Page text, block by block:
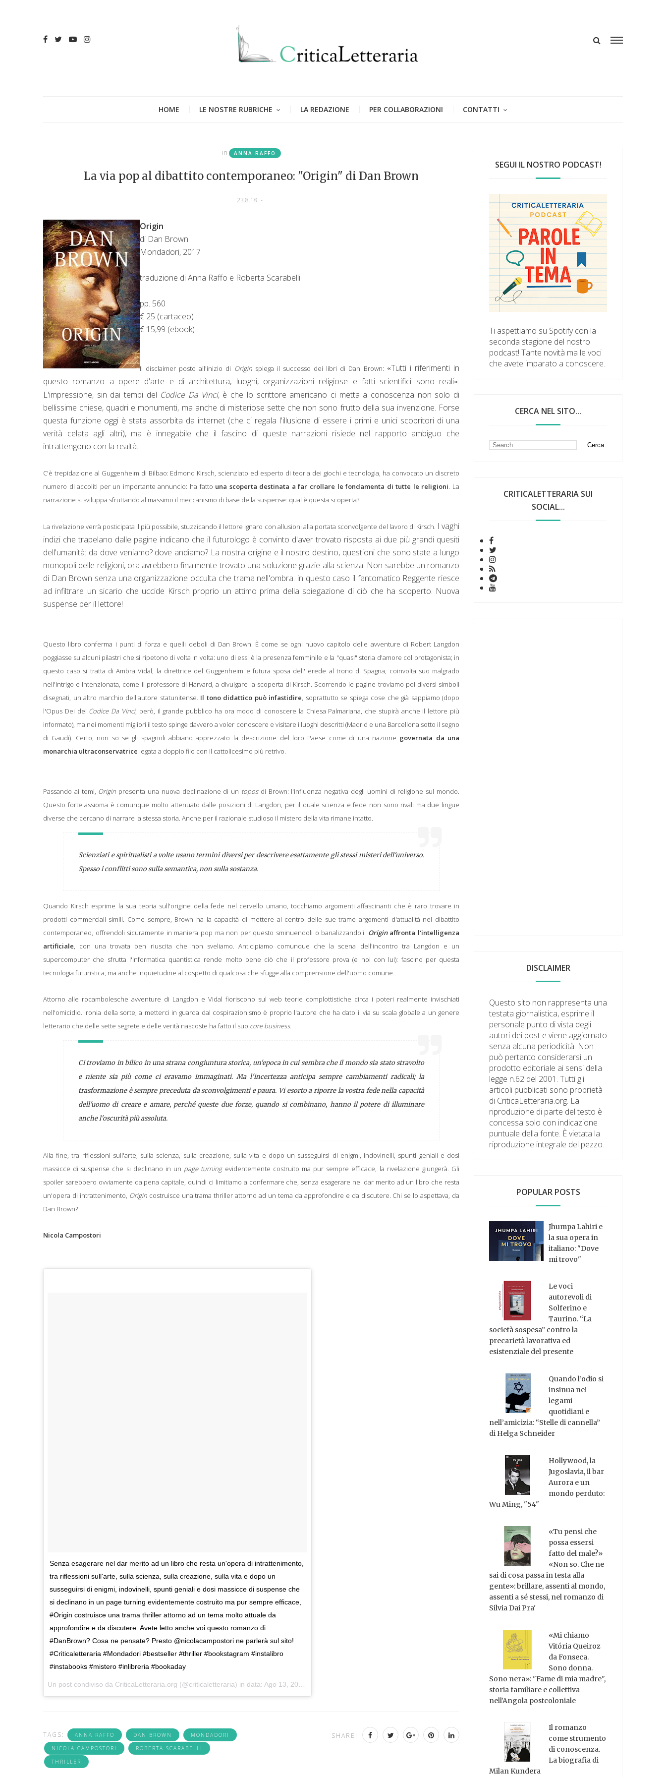
HOME LE NOSTRE RUBRICHE LA REDAZIONE PER COLLABORAZIONI CONTATTI
in ANNA RAFFO
La via pop al dibattito contemporaneo: "Origin" di Dan Brown
23.8.18 -
Origin
di Dan Brown
Mondadori, 2017
traduzione di Anna Raffo e Roberta Scarabelli
pp. 560
€ 25 (cartaceo)
€ 15,99 (ebook)
Il disclaimer posto all'inizio di Originspiega il successo dei libri di Dan Brown: «Tutti i riferimenti in
questo romanzo a opere d'arte e di architettura, luoghi, organizzazioni religiose e fatti scientifici sono reali».
L'impressione, sin dai tempi del Codice Da Vinci, è che lo scrittore americano ci metta a conoscenza non solo di
bellissime chiese, quadri e monumenti, ma anche di misteriose sette che non sono frutto della sua invenzione. Forse
questa funzione oggi è stata assorbita da internet (che ci regala l'illusione di essere i primi e unici scopritori di una
verità celata agli altri), ma è innegabile che il fascino di queste narrazioni risiede nel rapporto ambiguo che
intrattengono con la realtà.
C'è trepidazione al Guggenheim di Bilbao: Edmond Kirsch, scienziato ed esperto di teoria dei giochi e tecnologia, ha convocato un discreto
numero di accoliti per un importante annuncio: ha fatto una scoperta destinata a far crollare le fondamenta di tutte le religioni . La
narrazione si sviluppa sfruttando al massimo il meccanismo di base della suspense: qual è questa scoperta?
La rivelazione verrà posticipata il più possibile, stuzzicando il lettore ignaro con allusioni alla portata sconvolgente del lavoro di Kirsch. I vaghi
indizi che trapelano dalle pagine indicano che il futurologo è convinto d'aver trovato risposta ai due più grandi quesiti
dell'umanità: da dove veniamo? dove andiamo? La nostra origine e il nostro destino, questioni che sono state a lungo
monopoli delle religioni, ora avrebbero finalmente trovato una soluzione grazie alla scienza. Non sarebbe un romanzo
di Dan Brown senza una organizzazione occulta che trama nell'ombra: in questo caso il fantomatico Reggente riesce
ad infiltrare un sicario che uccide Kirsch proprio un attimo prima della spiegazione di ciò che ha scoperto. Nuova
suspense per il lettore!
Questo libro conferma i punti di forza e quelli deboli di Dan Brown. È come se ogni nuovo capitolo delle avventure di Robert Langdon
poggiasse su alcuni pilastri che si ripetono di volta in volta: uno di essi è la presenza femminile e la "quasi" storia d'amore col protagonista; in
questo caso si tratta di Ambra Vidal, la direttrice del Guggenheim e futura sposa dell' erede al trono di Spagna, coinvolta suo malgrado
nell'intrigo e intenzionata, come il professore di Harvard, a divulgare la scoperta di Kirsch. Scorrendo le pagine troviamo poi diversi simboli
disegnati, un altro marchio dell'autore statunitense. Il tono didattico può infastidire , soprattutto se spiega cose che già sappiamo (dopo
l'Opus Dei del Codice Da Vinci, però, il grande pubblico ha ora modo di conoscere la Chiesa Palmariana, che stupirà anche il lettore più
informato), ma nei momenti migliori il testo spinge davvero a voler conoscere e visitare i luoghi descritti (Madrid e una Barcellona sotto il segno
di Gaudí). Certo, non so se gli spagnoli abbiano apprezzato la descrizione del loro Paese come di una nazione governata da una
monarchia ultraconservatrice legata a doppio filo con il cattolicesimo più retrivo.
Passando ai temi, Origin presenta una nuova declinazione di un toposdi Brown: l'influenza negativa degli uomini di religione sul mondo.
Questo forte assioma è comunque molto attenuato dalle posizioni di Langdon, per il quale scienza e fede non sono rivali ma due lingue
diverse che cercano di narrare la stessa storia. Anche per il razionale studioso il mistero della vita rimane intatto.
Scienziati e spiritualisti a volte usano termini diversi per descrivere esattamente gli stessi misteri dell'universo.
Spesso i conflitti sono sulla semantica, non sulla sostanza.
Quando Kirsch esprime la sua teoria sull'origine della fede nel cervello umano, tocchiamo argomenti affascinanti che è raro trovare in
prodotti commerciali simili. Come sempre, Brown ha la capacità di mettere al centro delle sue trame argomenti d'attualità nel dibattito
contemporaneo, offrendoli sicuramente in maniera pop ma non per questo sminuendoli o banalizzandoli. Origin affronta l'intelligenza
artificiale , con una trovata ben riuscita che non sveliamo. Anticipiamo comunque che la scena dell'incontro tra Langdon e un
supercomputer che sfrutta l'informatica quantistica rende molto bene ciò che il professore prova (e noi con lui): fascino per questa
tecnologia futuristica, ma anche inquietudine al cospetto di qualcosa che sfugge alla comprensione dell'uomo comune.
Attorno alle rocambolesche avventure di Langdon e Vidal fioriscono sul web teorie complottistiche circa i poteri realmente invischiati
nell'omicidio. Ironia della sorte, a metterci in guarda dal cospirazionismo è proprio l'autore che ha dato il via su scala globale a un genere
letterario che delle sette segrete e delle verità nascoste ha fatto il suo core business.
Ci troviamo in bilico in una strana congiuntura storica, un'epoca in cui sembra che il mondo sia stato stravolto
e niente sia più come ci eravamo immaginati. Ma l'incertezza anticipa sempre cambiamenti radicali; la
trasformazione è sempre preceduta da sconvolgimenti e paura. Vi esorto a riporre la vostra fede nella capacità
dell'uomo di creare e amare, perché queste due forze, quando si combinano, hanno il potere di illuminare
anche l'oscurità più assoluta.
Alla fine, tra riflessioni sull'arte, sulla scienza, sulla creazione, sulla vita e dopo un susseguirsi di enigmi, indovinelli, spunti geniali e dosi
massicce di suspense che si declinano in un page turningevidentemente costruito ma pur sempre efficace, la rivelazione giungerà. Gli
spoiler sarebbero ovviamente da pena capitale, quindi ci limitiamo a confermare che, senza esagerare nel dar merito ad un libro che resta
un'opera di intrattenimento, Origin costruisce una trama thriller attorno ad un tema da approfondire e da discutere. Chi se lo aspettava, da
Dan Brown?
Nicola Campostori
Senza esagerare nel dar merito ad un libro che resta un'opera di intrattenimento,
tra riflessioni sull'arte, sulla scienza, sulla creazione, sulla vita e dopo un
susseguirsi di enigmi, indovinelli, spunti geniali e dosi massicce di suspense che
si declinano in un page turning evidentemente costruito ma pur sempre efficace,
#Origin costruisce una trama thriller attorno ad un tema molto attuale da
approfondire e da discutere. Avete letto anche voi questo romanzo di
#DanBrown? Cosa ne pensate? Presto @nicolacampostori ne parlerà sul sito!
#Criticaletteraria #Mondadori #bestseller #thriller #bookstagram #instalibro
#instabooks #mistero #inlibreria #bookaday
Un post condiviso da CriticaLetteraria.org (@criticaletteraria) in data: Ago 13, 2018 at 1:28 PDT
TAGS: ANNA RAFFO DAN BROWN
MONDADORI
NICOLA CAMPOSTORI
ROBERTA SCARABELLI
THRILLER
SHARE:
SEGUI IL NOSTRO PODCAST!
Ti aspettiamo su Spotify con la
seconda stagione del nostro
podcast! Tante novità ma le voci
che avete imparato a conoscere.
CERCA NEL SITO...
CRITICALETTERARIA SUI
SOCIAL...
DISCLAIMER
Questo sito non rappresenta una
testata giornalistica, esprime il
personale punto di vista degli
autori dei post e viene aggiornato
senza alcuna periodicità. Non
può pertanto considerarsi un
prodotto editoriale ai sensi della
legge n.62 del 2001. Tutti gli
articoli pubblicati sono proprietà
di CriticaLetteraria.org. La
riproduzione di parte del testo è
concessa solo con indicazione
puntuale della fonte. È vietata la
riproduzione integrale del pezzo.
POPULAR POSTS
Jhumpa Lahiri e
la sua opera in
italiano: "Dove
mi trovo"
Le voci
autorevoli di
Solferino e
Taurino. “La
società sospesa” contro la
precarietà lavorativa ed
esistenziale del presente
Quando l’odio si
insinua nei
legami
quotidiani e
nell’amicizia: “Stelle di cannella”
di Helga Schneider
Hollywood, la
Jugoslavia, il bar
Aurora e un
mondo perduto:
Wu Ming, "54"
«Tu pensi che
possa essersi
fatto del male?»
«Non so. Che ne
sai di cosa passa in testa alla
gente»: brillare, assenti al mondo,
assenti a sé stessi, nel romanzo di
Silvia Dai Pra'
«Mi chiamo
Vitória Queiroz
da Fonseca.
Sono donna.
Sono nera»: "Fame di mia madre",
storia familiare e collettiva
nell'Angola postcoloniale
Il romanzo
come strumento
di conoscenza.
La biografia di
Milan Kundera